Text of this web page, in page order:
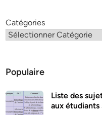
Catégories
Populaire
Liste des
aux